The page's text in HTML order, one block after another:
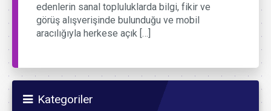
edenlerin sanal topluluklarda bilgi, fikir ve
görüş alışverişinde bulunduğu ve mobil
aracılığıyla herkese açık […]
Kategoriler